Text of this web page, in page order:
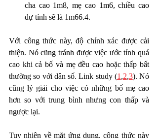
cha cao 1m8, mẹ cao 1m6, chiều cao
dự tính sẽ là 1m66.4.
Với công thức này, độ chính xác được cải
thiện. Nó cũng tránh được việc ước tính quá
cao khi cả bố và mẹ đều cao hoặc thấp bất
thường so với dân số. Link study (1 ,2,3). Nó
cũng lý giải cho việc có những bố mẹ cao
hơn so với trung bình nhưng con thấp và
ngược lại.
Tuy nhiên về mặt ứng dụng, công thức này